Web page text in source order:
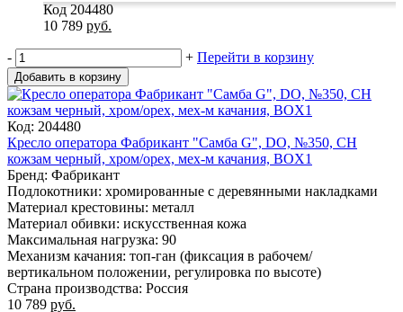
Код 204480
10 789 руб.
- + Перейти в корзину
Добавить в корзину
Код: 204480
Кресло оператора Фабрикант "Самба G", DO, №350, CH
кожзам черный, хром/орех, мех-м качания, BOX1
Бренд: Фабрикант
Подлокотники: хромированные с деревянными накладками
Материал крестовины: металл
Материал обивки: искусственная кожа
Максимальная нагрузка: 90
Механизм качания: топ-ган (фиксация в рабочем/
вертикальном положении, регулировка по высоте)
Страна производства: Россия
10 789 руб.